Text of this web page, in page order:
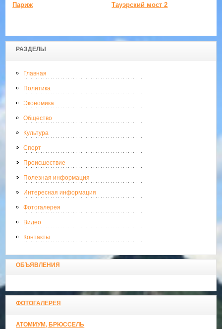
РАЗДЕЛЫ
Главная
Политика
Экономика
Общество
Культура
Спорт
Происшествие
Полезная информация
Интересная информация
Фотогалерея
Видео
Контакты
ОБЪЯВЛЕНИЯ
ФОТОГАЛЕРЕЯ
АТОМИУМ, БРЮССЕЛЬ
Париж Тауэрский мост 2